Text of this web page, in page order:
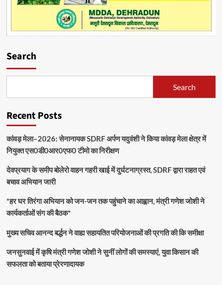
Search
Search
Recent Posts
कांवड़ मेला–2026: सेनानायक SDRF अर्पण यदुवंशी ने किया कांवड़ मेला क्षेत्र में
नियुक्त एस0डी0आर0एफ0 टीमो का निरीक्षण
देवप्रयाग के समीप बोलेरो वाहन गहरी खाई में दुर्घटनाग्रस्त, SDRF द्वारा राहत एवं
बचाव अभियान जारी
*हर घर तिरंगा अभियान को जन-जन तक पहुंचाने का आह्वान, मंत्री गणेश जोशी ने
कार्यकर्ताओं संग की बैठक*
मुख्य सचिव आनन्द बर्द्धन ने वाह्य सहायतित परियोजनाओं की प्रगति की कि समीक्षा
जनसुनवाई में कृषि मंत्री गणेश जोशी ने सुनीं लोगों की समस्याएं, युवा किसान की
सफलता को बताया प्रेरणादायक